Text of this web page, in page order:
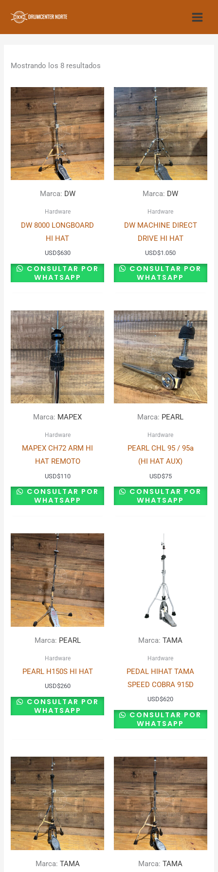
contenido
Mostrando los 8 resultados
Marca: DW
Hardware
DW 8000 LONGBOARD
HI HAT
USD$630
CONSULTAR POR
WHATSAPP
Marca: DW
Hardware
DW MACHINE DIRECT
DRIVE HI HAT
USD$1.050
CONSULTAR POR
WHATSAPP
Marca: MAPEX
Hardware
MAPEX CH72 ARM HI
HAT REMOTO
USD$110
CONSULTAR POR
WHATSAPP
Marca: PEARL
Hardware
PEARL CHL 95 / 95a
(HI HAT AUX)
USD$75
CONSULTAR POR
WHATSAPP
Marca: PEARL
Hardware
PEARL H150S HI HAT
USD$260
CONSULTAR POR
WHATSAPP
Marca:TAMA
Hardware
PEDAL HIHAT TAMA
SPEED COBRA 915D
USD$620
CONSULTAR POR
WHATSAPP
Marca: TAMA Marca:TAMA